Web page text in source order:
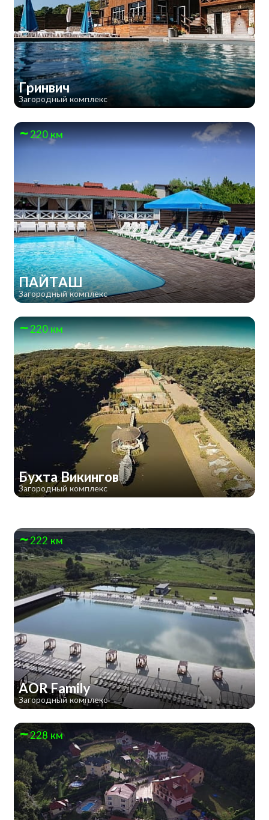
Гринвич
Загородный комплекс
220 км
ПАЙТАШ
Загородный комплекс
220 км
Бухта Викингов
Загородный комплекс
222 км
AOR Family
Загородный комплекс
228 км